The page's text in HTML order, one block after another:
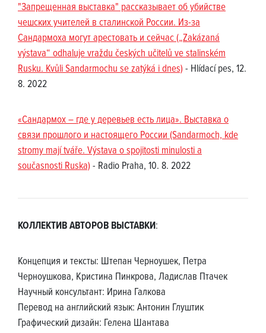
"Запрещенная выставка" рассказывает об убийстве
чешских учителей в сталинской России. Из-за
Сандармоха могут арестовать и сейчас („Zakázaná
výstava“ odhaluje vraždu českých učitelů ve stalinském
Rusku. Kvůli Sandarmochu se zatýká i dnes) - Hlídací pes, 12.
8. 2022
«Сандармох – где у деревьев есть лица». Выставка о
связи прошлого и настоящего России (Sandarmoch, kde
stromy mají tváře. Výstava o spojitosti minulosti a
současnosti Ruska) - Radio Praha, 10. 8. 2022
КОЛЛЕКТИВ АВТОРОВ ВЫСТАВКИ:
Концепция и тексты: Штепан Черноушек, Петра
Черноушкова, Кристина Пинкрова, Ладислав Птачек
Научный консультант: Ирина Галкова
Перевод на английский язык: Антонин Глуштик
Графический дизайн: Гелена Шантава